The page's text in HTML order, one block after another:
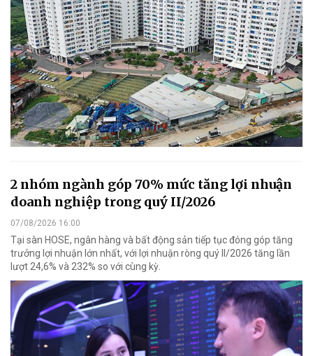
2 nhóm ngành góp 70% mức tăng lợi nhuận
doanh nghiệp trong quý II/2026
07/08/2026 16:00
Tại sàn HOSE, ngân hàng và bất động sản tiếp tục đóng góp tăng
trưởng lợi nhuận lớn nhất, với lợi nhuận ròng quý II/2026 tăng lần
lượt 24,6% và 232% so với cùng kỳ.